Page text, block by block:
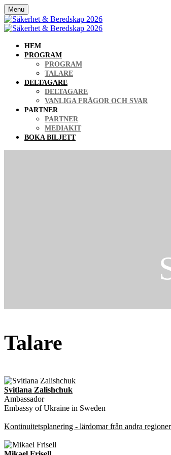
Menu
HEM
PROGRAM
PROGRAM
TALARE
DELTAGARE
DELTAGARE
VANLIGA FRÅGOR OCH SVAR
PARTNER
PARTNER
MEDIAKIT
BOKA BILJETT
Talare
Svitlana Zalishchuk
Ambassador
Embassy of Ukraine in Sweden
Kontinuitetsplanering - lärdomar från andra regioner